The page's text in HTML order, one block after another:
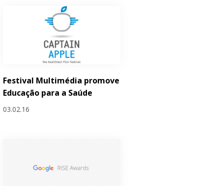
Festival Multimédia promove
Educação para a Saúde
03.02.16